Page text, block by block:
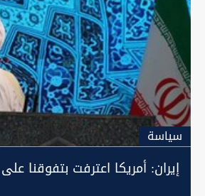
سیاسة
إيران: أمريكا اعترفت بتفوقنا